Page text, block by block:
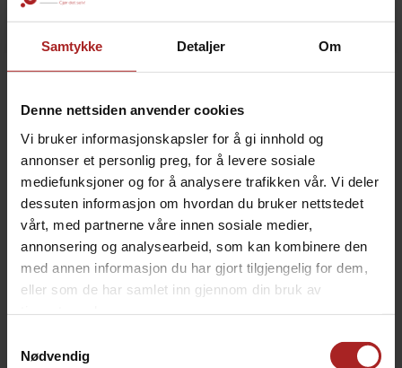
Samtykke Detaljer Om
Denne nettsiden anvender cookies
Vi bruker informasjonskapsler for å gi innhold og
annonser et personlig preg, for å levere sosiale
mediefunksjoner og for å analysere trafikken vår. Vi deler
dessuten informasjon om hvordan du bruker nettstedet
vårt, med partnerne våre innen sosiale medier,
annonsering og analysearbeid, som kan kombinere den
med annen informasjon du har gjort tilgjengelig for dem,
eller som de har samlet inn gjennom din bruk av
Nødvendig
BESKRIVELSE
En ekstra bred perforert stekespade på 22cm som er
godt egnet til fisk.
Håndtaket er i tre og i enden er det en flaskeåpner.
Mål:
22cm x 50cm x 4cm
TEKNISK INFO